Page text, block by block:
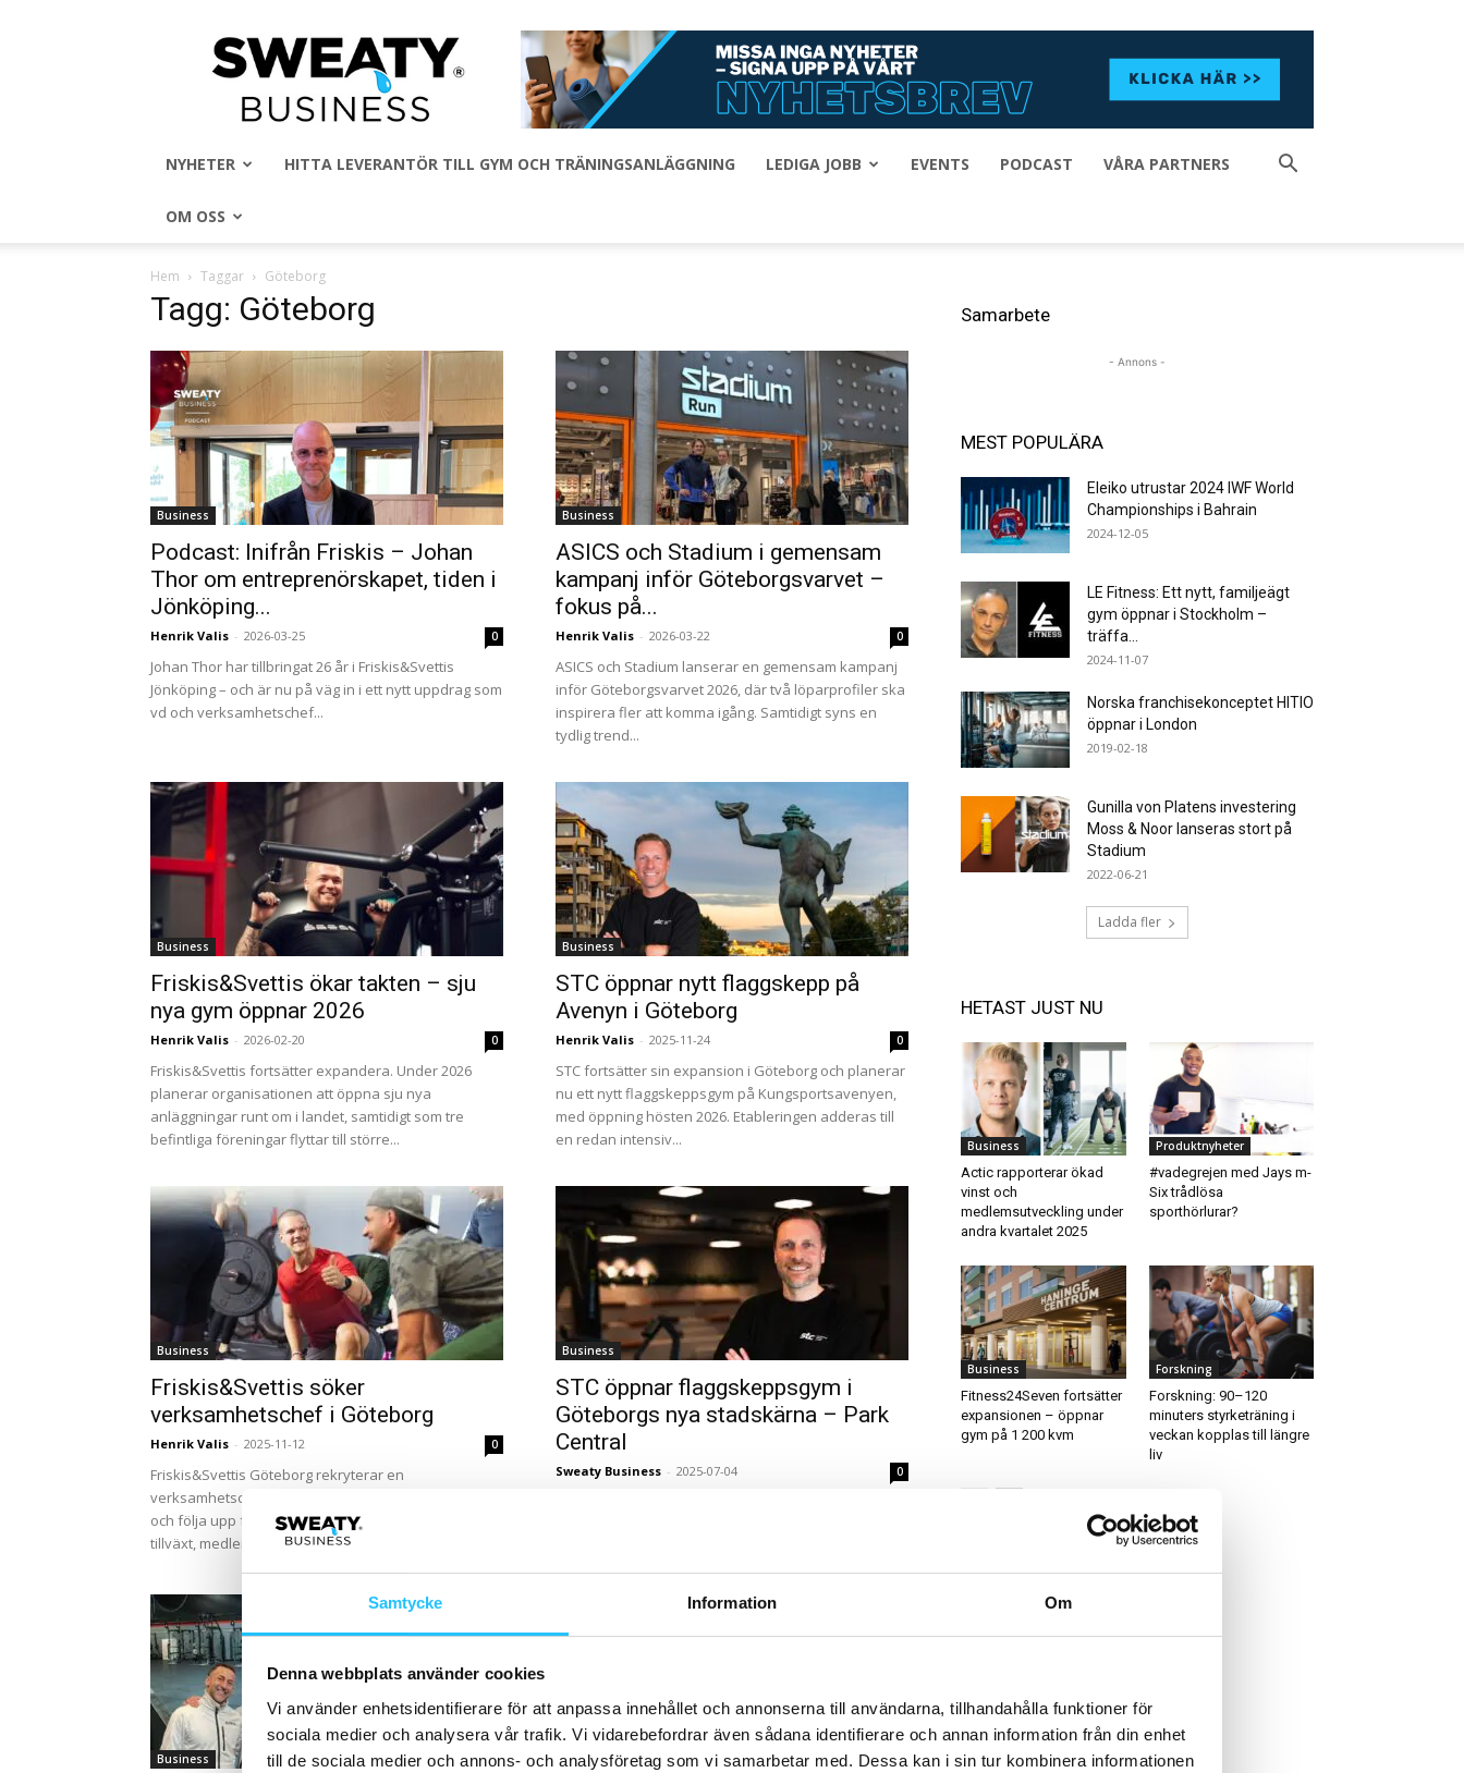
Samtycke Information Om
Denna webbplats använder cookies
Vi använder enhetsidentifierare för att anpassa innehållet och annonserna till användarna, tillhandahålla funktioner för
sociala medier och analysera vår trafik. Vi vidarebefordrar även sådana identifierare och annan information från din enhet
till de sociala medier och annons- och analysföretag som vi samarbetar med. Dessa kan i sin tur kombinera informationen
Sweaty
Business
NYHETER HITTA LEVERANTÖR TILL GYM OCH TRÄNINGSANLÄGGNING LEDIGA JOBB EVENTS PODCAST VÅRA PARTNERS
OM OSS
Hem Taggar Göteborg
Tagg: Göteborg
Business
Podcast: Inifrån Friskis – Johan
Thor om entreprenörskapet, tiden i
Jönköping...
Henrik Valis - 2026-03-25 0
Johan Thor har tillbringat 26 år i Friskis&Svettis
Jönköping – och är nu på väg in i ett nytt uppdrag som
vd och verksamhetschef...
Business
ASICS och Stadium i gemensam
kampanj inför Göteborgsvarvet –
fokus på...
Henrik Valis - 2026-03-22 0
ASICS och Stadium lanserar en gemensam kampanj
inför Göteborgsvarvet 2026, där två löparprofiler ska
inspirera fler att komma igång. Samtidigt syns en
tydlig trend...
Business
Friskis&Svettis ökar takten – sju
nya gym öppnar 2026
Henrik Valis - 2026-02-20 0
Friskis&Svettis fortsätter expandera. Under 2026
planerar organisationen att öppna sju nya
anläggningar runt om i landet, samtidigt som tre
befintliga föreningar flyttar till större...
Business
STC öppnar nytt flaggskepp på
Avenyn i Göteborg
Henrik Valis - 2025-11-24 0
STC fortsätter sin expansion i Göteborg och planerar
nu ett nytt flaggskeppsgym på Kungsportsavenyen,
med öppning hösten 2026. Etableringen adderas till
en redan intensiv...
Business
Friskis&Svettis söker
verksamhetschef i Göteborg
Henrik Valis - 2025-11-12 0
Friskis&Svettis Göteborg rekryterar en
verksamhetschef med ansvar för att leda, utveckla
och följa upp föreningens verksamhet med fokus på
tillväxt, medlemsnöjdhet och kvalitativ träning....
Business
STC öppnar flaggskeppsgym i
Göteborgs nya stadskärna – Park
Central
Sweaty Business - 2025-07-04 0
Business Business
Samarbete
- Annons -
MEST POPULÄRA
Eleiko utrustar 2024 IWF World
Championships i Bahrain
2024-12-05
LE Fitness: Ett nytt, familjeägt
gym öppnar i Stockholm –
träffa...
2024-11-07
Norska franchisekonceptet HITIO
öppnar i London
2019-02-18
Gunilla von Platens investering
Moss & Noor lanseras stort på
Stadium
2022-06-21
Ladda fler
HETAST JUST NU
Business
Actic rapporterar ökad
vinst och
medlemsutveckling under
andra kvartalet 2025
Produktnyheter
#vadegrejen med Jays m-
Six trådlösa
sporthörlurar?
Business
Fitness24Seven fortsätter
expansionen – öppnar
gym på 1 200 kvm
Forskning
Forskning: 90–120
minuters styrketräning i
veckan kopplas till längre
liv